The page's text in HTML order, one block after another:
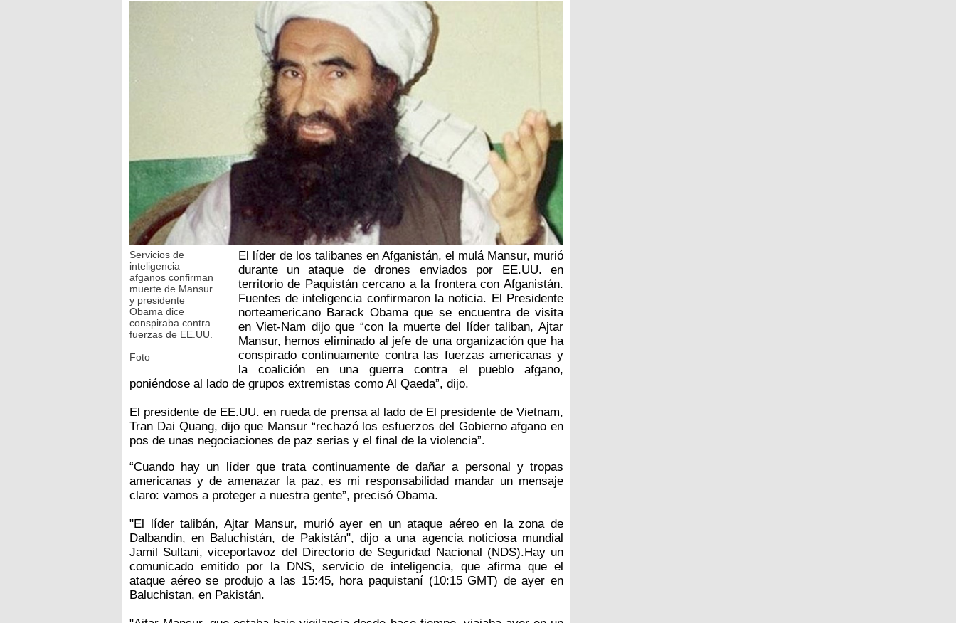
Servicios de
inteligencia
afganos confirman
muerte de Mansur
y presidente
Obama dice
conspiraba contra
fuerzas de EE.UU.
Foto
El líder de los talibanes en Afganistán, el mulá Mansur, murió
durante un ataque de drones enviados por EE.UU. en
territorio de Paquistán cercano a la frontera con Afganistán.
Fuentes de inteligencia confirmaron la noticia. El Presidente
norteamericano Barack Obama que se encuentra de visita
en Viet-Nam dijo que “con la muerte del líder taliban, Ajtar
Mansur, hemos eliminado al jefe de una organización que ha
conspirado continuamente contra las fuerzas americanas y
la coalición en una guerra contra el pueblo afgano,
poniéndose al lado de grupos extremistas como Al Qaeda”, dijo.
El presidente de EE.UU. en rueda de prensa al lado de El presidente de Vietnam,
Tran Dai Quang, dijo que Mansur “rechazó los esfuerzos del Gobierno afgano en
pos de unas negociaciones de paz serias y el final de la violencia”.
“Cuando hay un líder que trata continuamente de dañar a personal y tropas
americanas y de amenazar la paz, es mi responsabilidad mandar un mensaje
claro: vamos a proteger a nuestra gente”, precisó Obama.
"El líder talibán, Ajtar Mansur, murió ayer en un ataque aéreo en la zona de
Dalbandin, en Baluchistán, de Pakistán", dijo a una agencia noticiosa mundial
Jamil Sultani, viceportavoz del Directorio de Seguridad Nacional (NDS).Hay un
comunicado emitido por la DNS, servicio de inteligencia, que afirma que el
ataque aéreo se produjo a las 15:45, hora paquistaní (10:15 GMT) de ayer en
Baluchistan, en Pakistán.